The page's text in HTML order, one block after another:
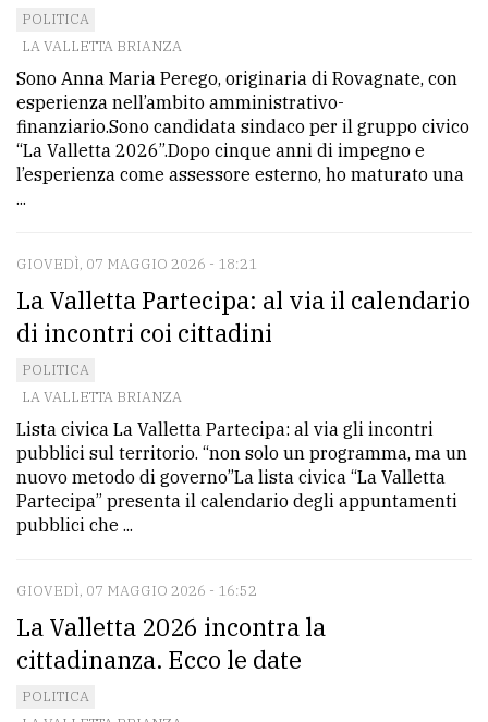
POLITICA
LA VALLETTA BRIANZA
Sono Anna Maria Perego, originaria di Rovagnate, con
esperienza nell’ambito amministrativo-
finanziario.Sono candidata sindaco per il gruppo civico
“La Valletta 2026”.Dopo cinque anni di impegno e
l’esperienza come assessore esterno, ho maturato una
...
GIOVEDÌ, 07 MAGGIO 2026 - 18:21
La Valletta Partecipa: al via il calendario
di incontri coi cittadini
POLITICA
LA VALLETTA BRIANZA
Lista civica La Valletta Partecipa: al via gli incontri
pubblici sul territorio. “non solo un programma, ma un
nuovo metodo di governo”La lista civica “La Valletta
Partecipa” presenta il calendario degli appuntamenti
pubblici che ...
GIOVEDÌ, 07 MAGGIO 2026 - 16:52
La Valletta 2026 incontra la
cittadinanza. Ecco le date
POLITICA